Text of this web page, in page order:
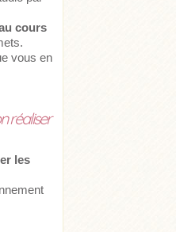
cours
vous en
réaliser
les